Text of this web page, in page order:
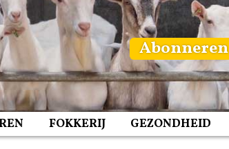
Abonneren
FOKKERIJ GEZONDHEID